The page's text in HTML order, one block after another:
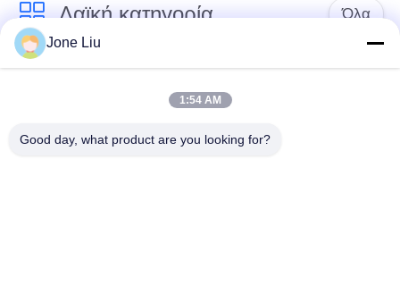
Λαϊκή κατηγορία Όλα
Κλονισμός
ελατήρια αναστολής
αέρα
Μέρη αναστολής
Μέρη αναστολής
Jone Liu
1:54 AM
Good day, what product are you looking for?